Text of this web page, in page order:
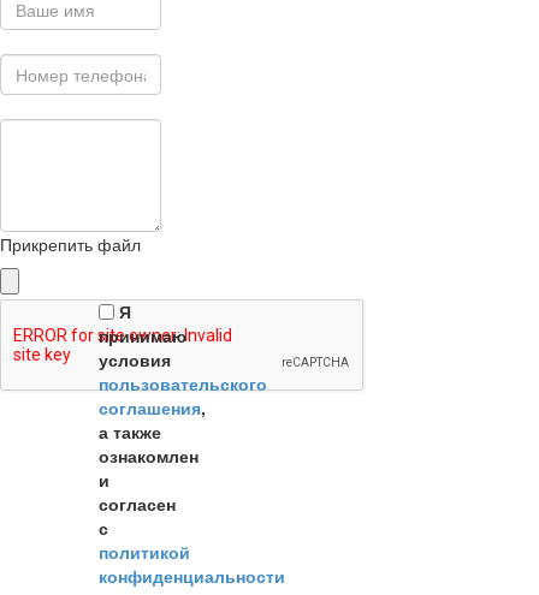
Прикрепить файл
Я
принимаю
условия
пользовательского
соглашения,
а также
ознакомлен
и
согласен
с
политикой
конфиденциальности